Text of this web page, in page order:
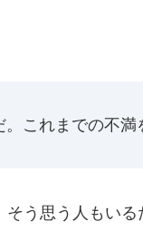
。これまでの不満
う思う人もい